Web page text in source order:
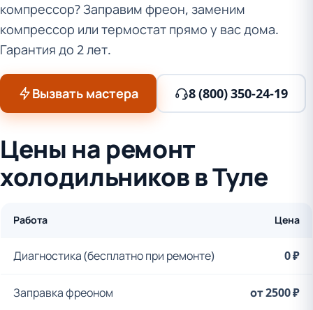
компрессор? Заправим фреон, заменим
компрессор или термостат прямо у вас дома.
Гарантия до 2 лет.
Вызвать мастера 8 (800) 350-24-19
Цены на ремонт
холодильников в Туле
Работа Цена
Диагностика (бесплатно при ремонте) 0 ₽
Заправка фреоном от 2500 ₽